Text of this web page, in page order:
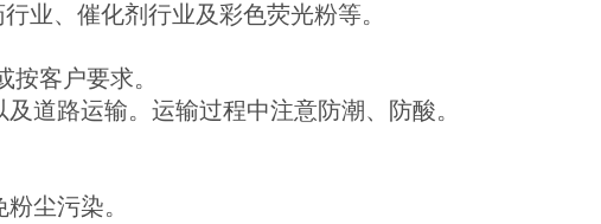
业、催化剂行业及彩色荧光粉等。
客户要求。
道路运输。运输过程中注意防潮、防酸。
尘污染。